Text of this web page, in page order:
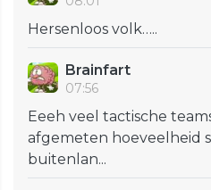
Hersenloos volk…..
Brainfart
07:56
Eeeh veel tactische
afgemeten hoeveelheid
buitenlan...